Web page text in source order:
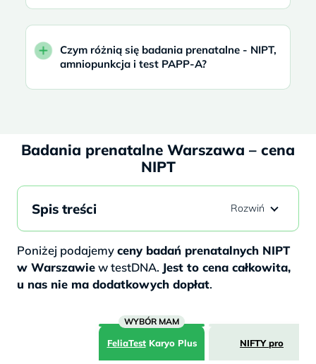
Czym różnią się badania prenatalne - NIPT,
amniopunkcja i test PAPP-A?
Badania prenatalne Warszawa – cena
NIPT
Spis treści
Poniżej podajemyceny badań prenatalnych NIPT
w Warszawiew testDNA. Jest to cena całkowita,
u nas nie ma dodatkowych dopłat.
FeliaTestKaryo Plus NIFTY pro